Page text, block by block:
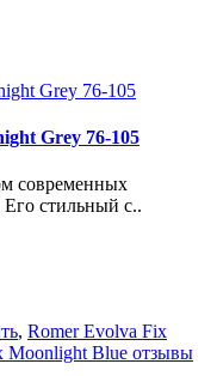
Grey 76-105
современных
Его стильный с..
, Romer Evolva Fix
Moonlight Blue отзывы